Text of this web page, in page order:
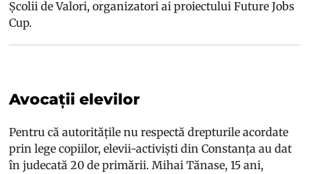
Școlii de Valori, organizatori ai proiectului Future Jobs
Cup.
Avocații elevilor
Pentru că autoritățile nu respectă drepturile acordate
prin lege copiilor, elevii-activiști din Constanța au dat
în judecată 20 de primării. Mihai Tănase, 15 ani,